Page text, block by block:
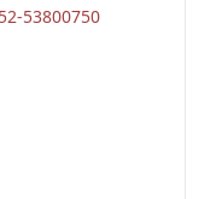
53800750